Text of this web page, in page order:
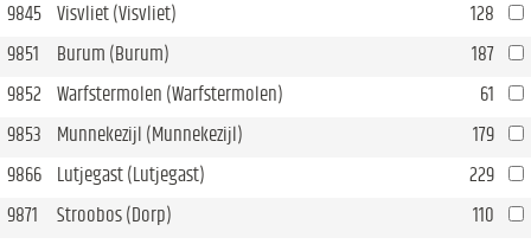
9845
Visvliet (Visvliet)
128
9851
Burum (Burum)
187
9852
Warfstermolen (Warfstermolen)
61
9853
Munnekezijl (Munnekezijl)
179
9866
Lutjegast (Lutjegast)
229
9871
Stroobos (Dorp)
110